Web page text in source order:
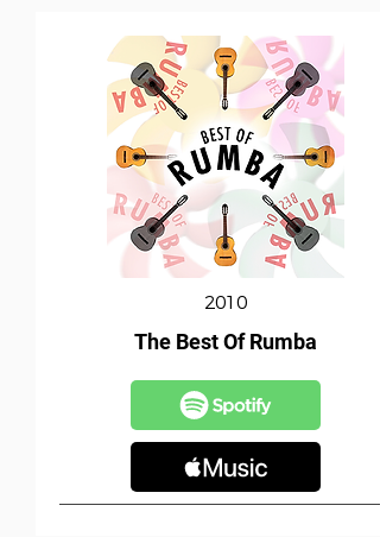
2010
The Best Of Rumba